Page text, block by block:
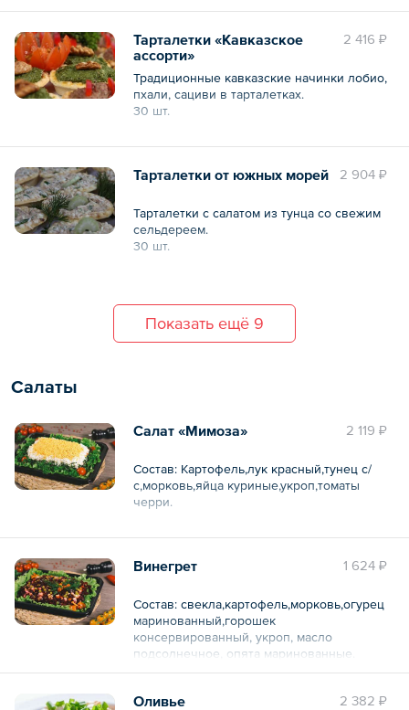
30 шт.
Общий вес – 500 г
2 416 ₽
Тарталетки «Кавказское
ассорти»
Традиционные кавказские начинки лобио,
пхали, сациви в тарталетках.
30 шт.
2 904 ₽
Тарталетки от южных морей
Тарталетки с салатом из тунца со свежим
сельдереем.
30 шт.
Показать ещё 9
Салаты
2 119 ₽
Салат «Мимоза»
Состав: Картофель,лук красный,тунец с/
с,морковь,яйца куриные,укроп,томаты
черри.
Общий вес – 1.3 кг
1 624 ₽
Винегрет
Состав: свекла,картофель,морковь,огурец
маринованный,горошек
консервированный, укроп, масло
подсолнечное, опята маринованные.
2 382 ₽
Оливье